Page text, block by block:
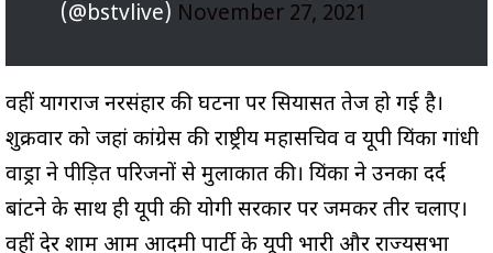
(@bstvlive) November 27, 2021
वहीं प्रयागराज नरसंहार की घटना पर सियासत तेज हो गई है।
शुक्रवार को जहां कांग्रेस की राष्ट्रीय महासचिव व यूपी प्रियंका गांधी
वाड्रा ने पीड़ित परिजनों से मुलाकात की। प्रियंका ने उनका दर्द
बांटने के साथ ही यूपी की योगी सरकार पर जमकर तीर चलाए।
वहीं देर शाम आम आदमी पार्टी के यूपी प्रभारी और राज्यसभा